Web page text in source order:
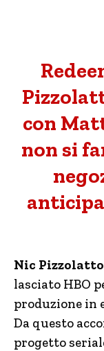
con
non si
Nic Pizzolatto
lasciato HBO
produzione in
Da questo
progetto